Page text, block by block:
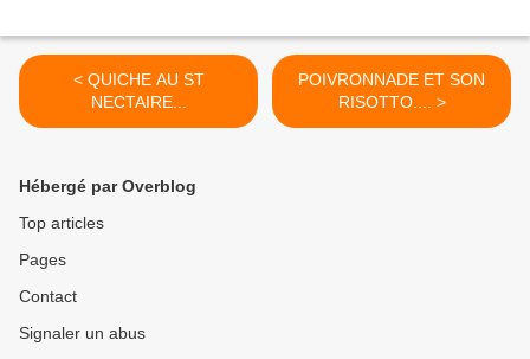
< QUICHE AU ST
NECTAIRE...
POIVRONNADE ET SON
RISOTTO.... >
Hébergé par Overblog
Top articles
Pages
Contact
Signaler un abus